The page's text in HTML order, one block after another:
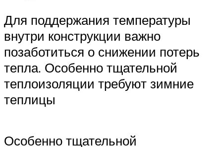
Для поддержания температуры
внутри конструкции важно
позаботиться о снижении потерь
тепла. Особенно тщательной
теплоизоляции требуют зимние
теплицы
Особенно тщательной